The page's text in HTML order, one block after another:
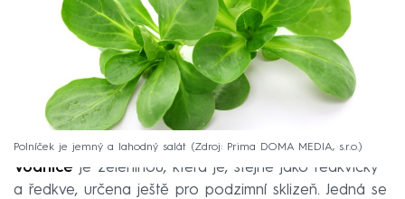
Polníček je jemný a lahodný salát Zdroj: Prima DOMA MEDIA, s.r.o.
Vodnice je zeleninou, která je, stejně jako ředkvičky
a ředkve, určena ještě pro podzimní sklizeň. Jedná se